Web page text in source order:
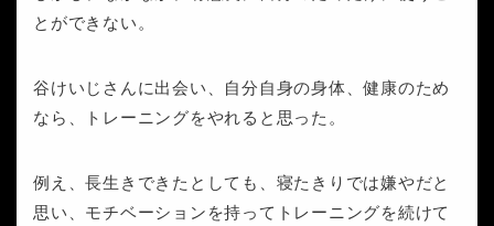
とができない。
谷けいじさんに出会い、自分自身の身体、健康のため
なら、トレーニングをやれると思った。
例え、長生きできたとしても、寝たきりでは嫌やだと
思い、モチベーションを持ってトレーニングを続けて